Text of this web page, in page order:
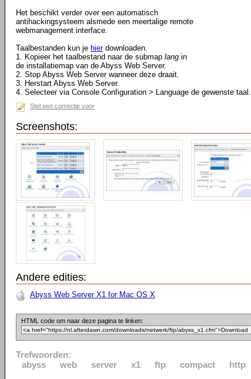
Het beschikt verder over een automatisch
antihackingsysteem alsmede een meertalige remote
webmanagement interface.
Taalbestanden kun je hierdownloaden.
1. Kopieer het taalbestand naar de submap lang in
de installatiemap van de Abyss Web Server.
2. Stop Abyss Web Server wanneer deze draait.
3. Herstart Abyss Web Server.
4. Selecteer via Console Configuration > Language de gewenste taal.
Stel een correctie voor
Screenshots:
Andere edities:
Abyss Web Server X1 for Mac OS X
HTML code om naar deze pagina te linken:
Trefwoorden:
abyss
web server x1 ftp compact http